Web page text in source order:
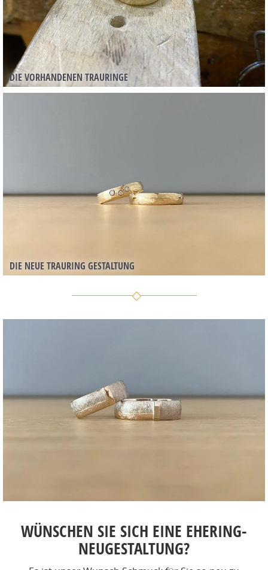
DIE VORHANDENEN TRAURINGE
DIE NEUE TRAURING GESTALTUNG
WÜNSCHEN SIE SICH EINE EHERING-
NEUGESTALTUNG?